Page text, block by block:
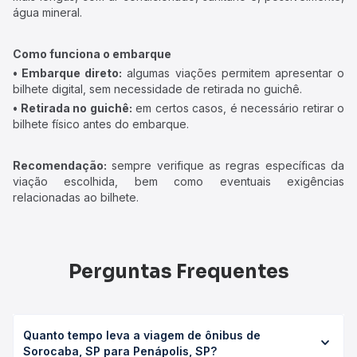
água mineral.
Como funciona o embarque
• Embarque direto: algumas viações permitem apresentar o
bilhete digital, sem necessidade de retirada no guichê.
• Retirada no guichê: em certos casos, é necessário retirar o
bilhete físico antes do embarque.
Recomendação: sempre verifique as regras específicas da
viação escolhida, bem como eventuais exigências
relacionadas ao bilhete.
Perguntas Frequentes
Quanto tempo leva a viagem de ônibus de
Sorocaba, SP para Penápolis, SP?